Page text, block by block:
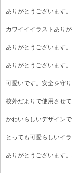
ありがとうございます
カワイイイラストあり
ありがとうございます
ありがとうございます
可愛いです。安全を守
校外だよりで使用させ
かわいらしいデザイン
とっても可愛らしいイ
ありがとうございます